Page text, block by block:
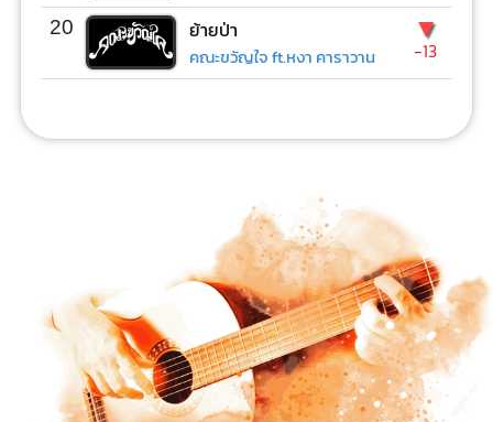
20 ย้ายป่า
คณะขวัญใจ ft.หงา คาราวาน
▼
-13